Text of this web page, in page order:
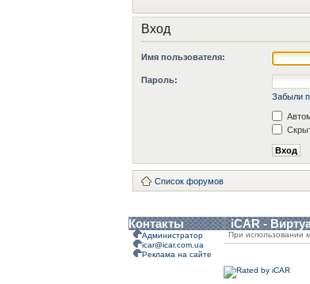
Вход
Имя пользователя:
Пароль:
Забыли
Список форумов
Контакты iCAR -
Администратор
icar@icar.com.ua
Реклама на сайте
При использовании